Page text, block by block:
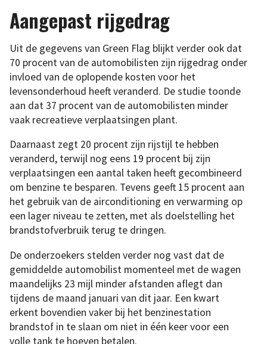
Aangepast rijgedrag
Uit de gegevens van Green Flag blijkt verder ook dat
70 procent van de automobilisten zijn rijgedrag onder
invloed van de oplopende kosten voor het
levensonderhoud heeft veranderd. De studie toonde
aan dat 37 procent van de automobilisten minder
vaak recreatieve verplaatsingen plant.
Daarnaast zegt 20 procent zijn rijstijl te hebben
veranderd, terwijl nog eens 19 procent bij zijn
verplaatsingen een aantal taken heeft gecombineerd
om benzine te besparen. Tevens geeft 15 procent aan
het gebruik van de airconditioning en verwarming op
een lager niveau te zetten, met als doelstelling het
brandstofverbruik terug te dringen.
De onderzoekers stelden verder nog vast dat de
gemiddelde automobilist momenteel met de wagen
maandelijks 23 mijl minder afstanden aflegt dan
tijdens de maand januari van dit jaar. Een kwart
erkent bovendien vaker bij het benzinestation
brandstof in te slaan om niet in één keer voor een
volle tank te hoeven betalen.